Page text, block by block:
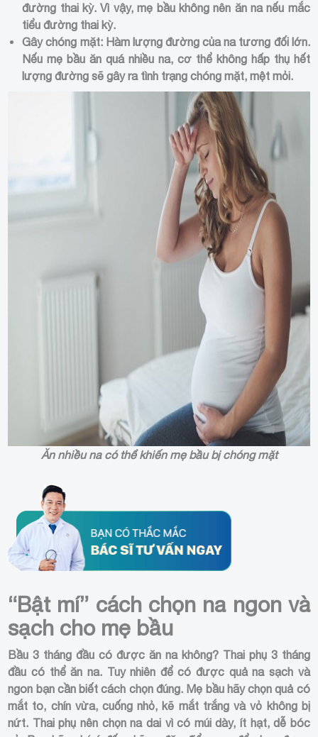
đường thai kỳ. Vì vậy, mẹ bầu không nên ăn na nếu mắc
tiểu đường thai kỳ.
Gây chóng mặt: Hàm lượng đường của na tương đối lớn.
Nếu mẹ bầu ăn quá nhiều na, cơ thể không hấp thụ hết
lượng đường sẽ gây ra tình trạng chóng mặt, mệt mỏi.
Ăn nhiều na có thể khiến mẹ bầu bị chóng mặt
“Bật mí” cách chọn na ngon và
sạch cho mẹ bầu
Bầu 3 tháng đầu có được ăn na không? Thai phụ 3 tháng
đầu có thể ăn na. Tuy nhiên để có được quả na sạch và
ngon bạn cần biết cách chọn đúng. Mẹ bầu hãy chọn quả có
mắt to, chín vừa, cuống nhỏ, kẽ mắt trắng và vỏ không bị
nứt. Thai phụ nên chọn na dai vì có múi dày, ít hạt, dễ bóc